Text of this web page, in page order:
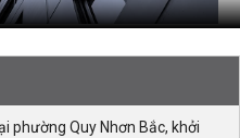
phường Quy Nhơn Bắc, khởi